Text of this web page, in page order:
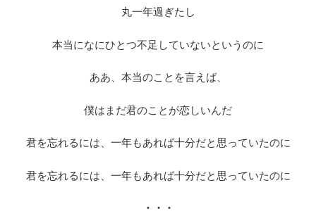
丸一年過ぎたし
本当になにひとつ不足していないというのに
ああ、本当のことを言えば、
僕はまだ君のことが恋しいんだ
君を忘れるには、一年もあれば十分だと思っていたのに
君を忘れるには、一年もあれば十分だと思っていたのに
・・・